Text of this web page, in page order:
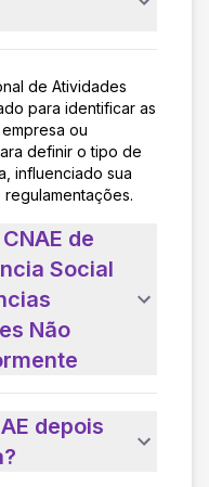
de Atividades
para identificar as
ou
definir o tipo de
influenciado sua
de
Social
Não
depois